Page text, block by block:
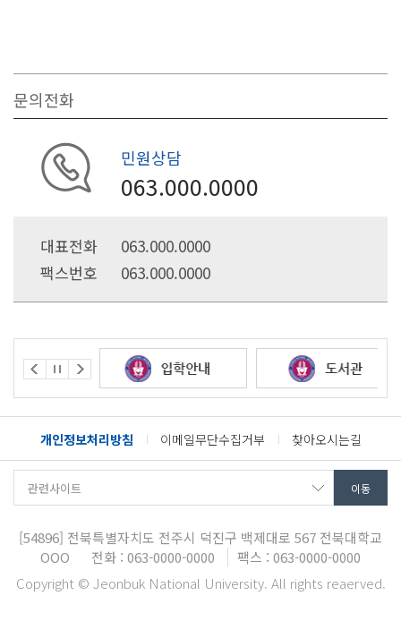
문의전화
민원상담
063.000.0000
대표전화
063.000.0000
팩스번호
063.000.0000
개인정보처리방침 이메일무단수집거부 찾아오시는길
[54896] 전북특별자치도 전주시 덕진구 백제대로 567 전북대학교
OOO
전화 : 063-0000-0000
팩스 : 063-0000-0000
Copyright © Jeonbuk National University. All rights reaerved.